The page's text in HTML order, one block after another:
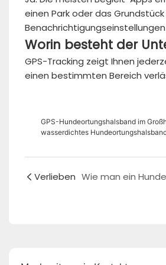
einen Park oder das
Worin besteht der
GPS-Tracking zeigt Ihnen
einen bestimmten Bereich
GPS-Hundeortungshalsband im
wasserdichtes
Verlieben